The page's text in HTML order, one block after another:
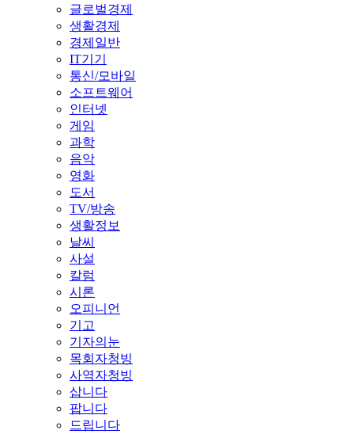
글로벌경제
생활경제
경제일반
IT기기
통신/모바일
소프트웨어
인터넷
게임
과학
음악
영화
도서
TV/방송
생활정보
날씨
사설
칼럼
시론
오피니언
기고
기자의눈
목회자청빙
사역자청빙
삽니다
팝니다
드립니다